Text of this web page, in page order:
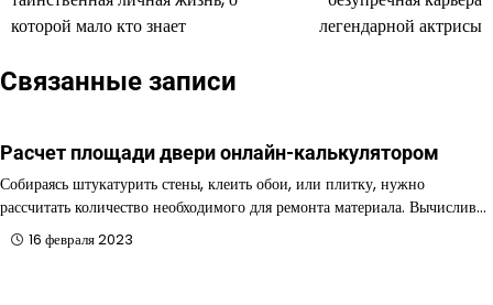
записям
которой мало кто знает
легендарной актрисы
Связанные записи
Расчет площади двери онлайн-калькулятором
Собираясь штукатурить стены, клеить обои, или плитку, нужно
рассчитать количество необходимого для ремонта материала. Вычислив…
16 февраля 2023